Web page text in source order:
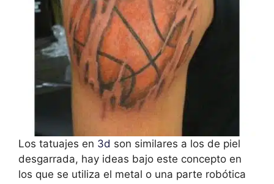
Los tatuajes en 3d son similares a los de piel
desgarrada, hay ideas bajo este concepto en
los que se utiliza el metal o una parte robótica